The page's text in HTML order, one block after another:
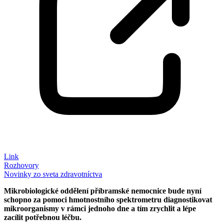
Link
Rozhovory
Novinky zo sveta zdravotníctva
Mikrobiologické oddělení příbramské nemocnice bude nyní
schopno za pomoci hmotnostního spektrometru diagnostikovat
mikroorganismy v rámci jednoho dne a tím zrychlit a lépe
zacílit potřebnou léčbu.